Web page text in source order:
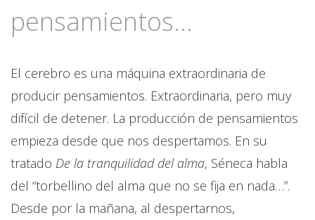
pensamientos...
El cerebro es una máquina extraordinaria de
producir pensamientos. Extraordinaria, pero muy
difícil de detener. La producción de pensamientos
empieza desde que nos despertamos. En su
tratado De la tranquilidad del alma, Séneca habla
del “torbellino del alma que no se fija en nada…”.
Desde por la mañana, al despertarnos,